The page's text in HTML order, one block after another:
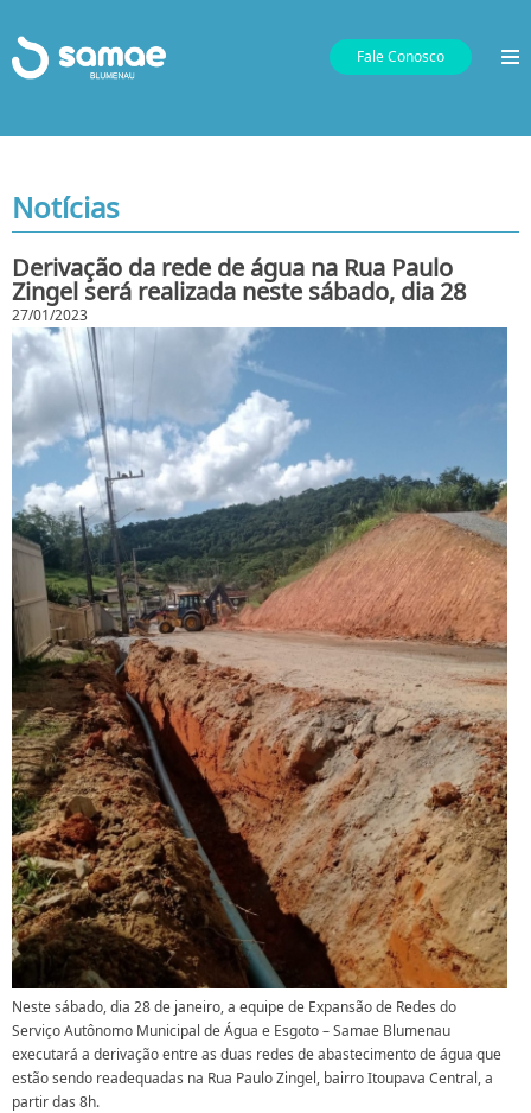
Fale Conosco
Notícias
Derivação da rede de água na Rua Paulo
Zingel será realizada neste sábado, dia 28
27/01/2023
Neste sábado, dia 28 de janeiro, a equipe de Expansão de Redes do
Serviço Autônomo Municipal de Água e Esgoto – Samae Blumenau
executará a derivação entre as duas redes de abastecimento de água que
estão sendo readequadas na Rua Paulo Zingel, bairro Itoupava Central, a
partir das 8h.